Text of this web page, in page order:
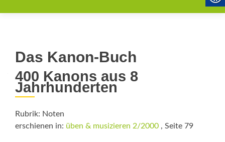
Das Kanon-Buch
400 Kanons aus 8
Jahrhunderten
Rubrik: Noten
erschienen in: üben & musizieren 2/2000 , Seite 79